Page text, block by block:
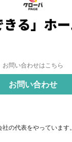
お問い合わせはこちら
お問い合わせ
の代表をやっています。